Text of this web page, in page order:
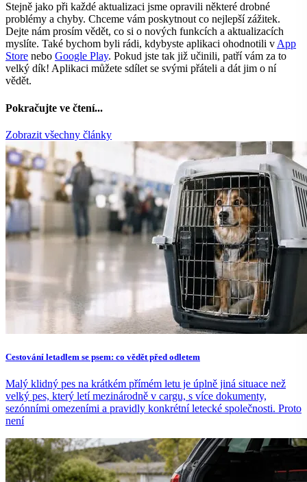
Stejně jako při každé aktualizaci jsme opravili některé drobné
problémy a chyby. Chceme vám poskytnout co nejlepší zážitek.
Dejte nám prosím vědět, co si o nových funkcích a aktualizacích
myslíte. Také bychom byli rádi, kdybyste aplikaci ohodnotili vApp
Store nebo Google Play. Pokud jste tak již učinili, patří vám za to
velký dík! Aplikaci můžete sdílet se svými přáteli a dát jim o ní
vědět.
Pokračujte ve čtení...
Zobrazit všechny články
Cestování letadlem se psem: co vědět před odletem
Malý klidný pes na krátkém přímém letu je úplně jiná situace než
velký pes, který letí mezinárodně v cargu, s více dokumenty,
sezónními omezeními a pravidly konkrétní letecké společnosti. Proto
není